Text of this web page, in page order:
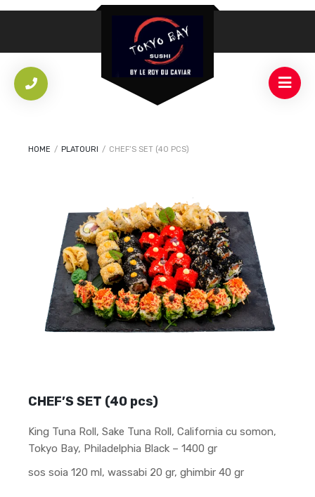
HOME / PLATOURI / CHEF’S SET (40 PCS)
CHEF’S SET (40 pcs)
King Tuna Roll, Sake Tuna Roll, California cu somon,
Tokyo Bay, Philadelphia Black – 1400 gr
sos soia 120 ml, wassabi 20 gr, ghimbir 40 gr